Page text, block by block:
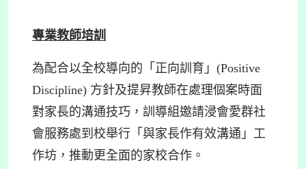
專業教師培訓
為配合以全校導向的「正向訓育」(Positive
Discipline) 方針及提昇教師在處理個案時面
對家長的溝通技巧，訓導組邀請浸會愛群社
會服務處到校舉行「與家長作有效溝通」工
作坊，推動更全面的家校合作。